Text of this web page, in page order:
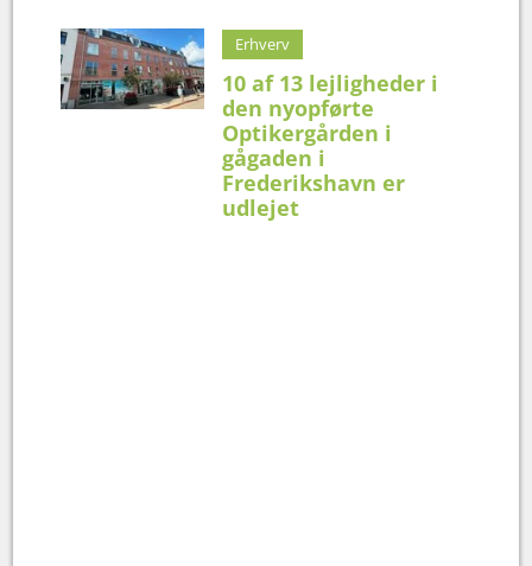
Erhverv
10 af 13 lejligheder i
den nyopførte
Optikergården i
gågaden i
Frederikshavn er
udlejet